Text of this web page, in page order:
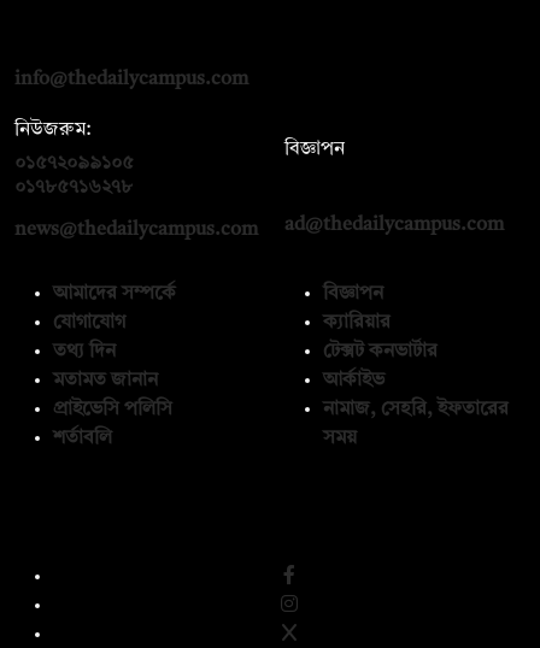
info@thedailycampus.com
নিউজরুম:
০১৫৭২০৯৯১০৫
০১৭৮৫৭১৬২৭৮
news@thedailycampus.com
বিজ্ঞাপন
ad@thedailycampus.com
আমাদের সম্পর্কে
যোগাযোগ
তথ্য দিন
মতামত জানান
প্রাইভেসি পলিসি
শর্তাবলি
বিজ্ঞাপন
ক্যারিয়ার
টেক্সট কনভার্টার
আর্কাইভ
নামাজ, সেহরি, ইফতারের
সময়